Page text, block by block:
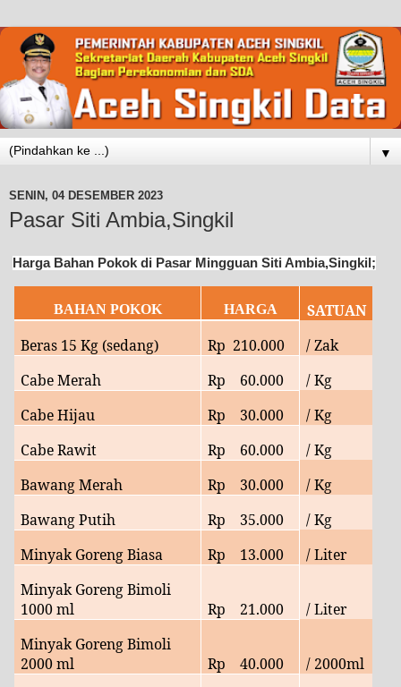
▼
SENIN, 04 DESEMBER 2023
Pasar Siti Ambia,Singkil
Harga Bahan Pokok di Pasar Mingguan Siti Ambia,Singkil;
BAHAN POKOK HARGA
SATUAN
Beras 15 Kg (sedang)
Rp 210.000
/ Zak
Cabe Merah
Rp 60.000
/ Kg
Cabe Hijau
Rp 30.000
/ Kg
Cabe Rawit
Rp 60.000
/ Kg
Bawang Merah
Rp 30.000
/ Kg
Bawang Putih
Rp 35.000
/ Kg
Minyak Goreng Biasa
Rp 13.000
/ Liter
Minyak Goreng Bimoli
1000 ml
Rp 21.000
/ Liter
Minyak Goreng Bimoli
2000 ml
Rp 40.000
/ 2000ml